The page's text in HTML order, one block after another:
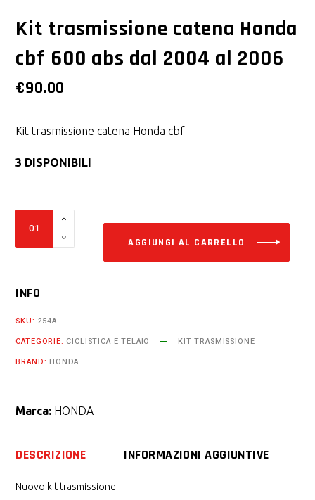
Kit trasmissione catena Honda
cbf 600 abs dal 2004 al 2006
€90.00
Kit trasmissione catena Honda cbf
3 DISPONIBILI
trasmissione
cbf
2006
AGGIUNGI AL CARRELLO
INFO
SKU: 254A
CATEGORIE: CICLISTICA E TELAIO
KIT TRASMISSIONE
BRAND: HONDA
Marca: HONDA
DESCRIZIONE INFORMAZIONI AGGIUNTIVE
Nuovo kit trasmissione